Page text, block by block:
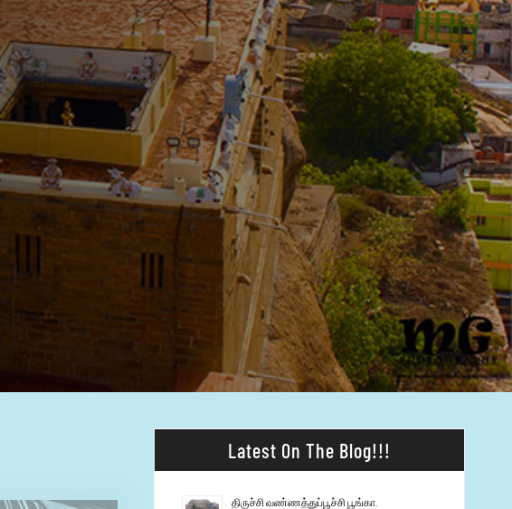
Latest On The Blog!!!
திருச்சி வண்ணத்துப்பூச்சி பூங்கா.